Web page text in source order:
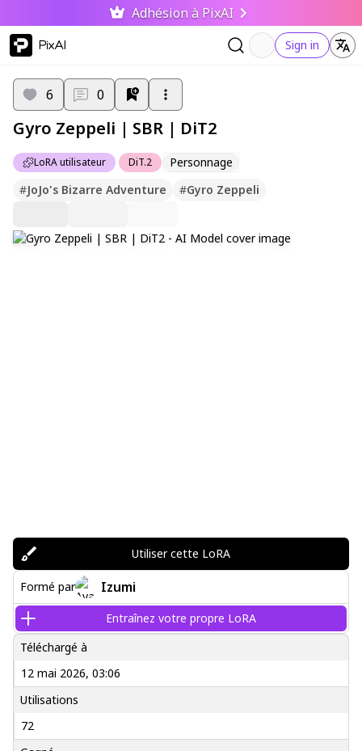
Adhésion à PixAI
PixAI Sign in
LoRA utilisateur DiT.2 Personnage
6 0
Gyro Zeppeli | SBR | DiT2
#JoJo's Bizarre Adventure #Gyro Zeppeli
Utiliser cette LoRA
Formé par Izumi
Entraînez votre propre LoRA
Téléchargé à
12 mai 2026, 03:06
Utilisations
72